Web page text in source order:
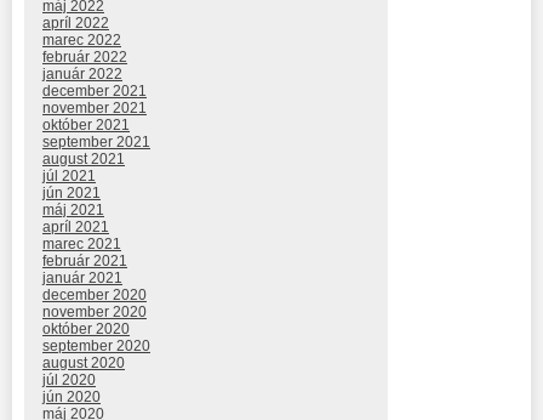
máj 2022
apríl 2022
marec 2022
február 2022
január 2022
december 2021
november 2021
október 2021
september 2021
august 2021
júl 2021
jún 2021
máj 2021
apríl 2021
marec 2021
február 2021
január 2021
december 2020
november 2020
október 2020
september 2020
august 2020
júl 2020
jún 2020
máj 2020